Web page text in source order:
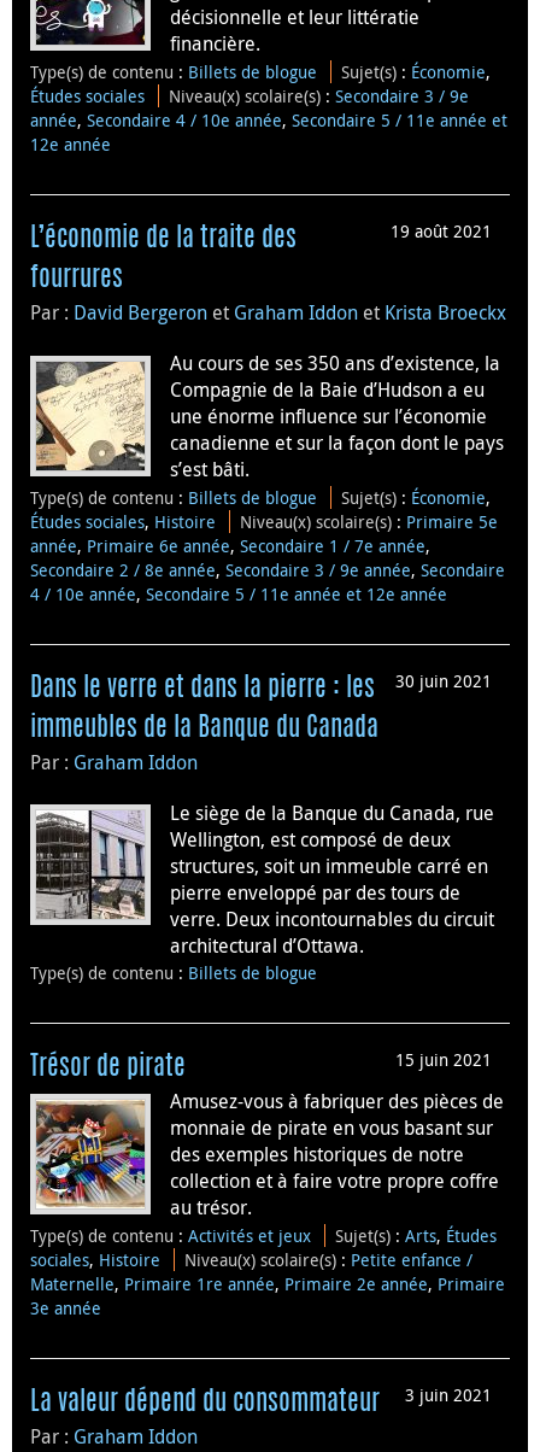
décisionnelle et leur littératie
financière.
Type(s) de contenu : Billets de blogue Sujet(s) : Économie,
Études sociales
Niveau(x) scolaire(s) :Secondaire 3 / 9e
année, Secondaire 4 / 10e année, Secondaire 5 / 11e année et
12e année
19 août 2021
L’économie de la traite des
fourrures
Par : David Bergeron et Graham Iddon et Krista Broeckx
Au cours de ses 350 ans d’existence, la
Compagnie de la Baie d’Hudson a eu
une énorme influence sur l’économie
canadienne et sur la façon dont le pays
s’est bâti.
Type(s) de contenu : Billets de blogue Sujet(s) : Économie,
Études sociales, Histoire Niveau(x) scolaire(s) : Primaire 5e
année, Primaire 6e année, Secondaire 1 / 7e année,
Secondaire 2 / 8e année, Secondaire 3 / 9e année, Secondaire
4 / 10e année, Secondaire 5 / 11e année et 12e année
30 juin 2021
Dans le verre et dans la pierre : les
immeubles de la Banque du Canada
Par : Graham Iddon
Le siège de la Banque du Canada, rue
Wellington, est composé de deux
structures, soit un immeuble carré en
pierre enveloppé par des tours de
verre. Deux incontournables du circuit
architectural d’Ottawa.
Type(s) de contenu : Billets de blogue
15 juin 2021
Trésor de pirate
Amusez-vous à fabriquer des pièces de
monnaie de pirate en vous basant sur
des exemples historiques de notre
collection et à faire votre propre coffre
au trésor.
Type(s) de contenu : Activités et jeux Sujet(s) :Arts, Études
sociales, Histoire Niveau(x) scolaire(s) : Petite enfance /
Maternelle, Primaire 1re année, Primaire 2e année, Primaire
3e année
3 juin 2021
La valeur dépend du consommateur
Par : Graham Iddon